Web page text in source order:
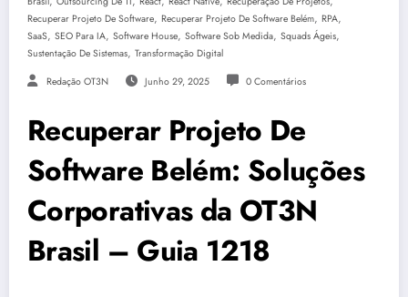
Recuperar Projeto De Software, Recuperar Projeto De Software Belém, RPA,
SaaS, SEO Para IA, Software House, Software Sob Medida, Squads Ágeis,
Sustentação De Sistemas, Transformação Digital
Redação OT3N Junho 29, 2025 0 Comentários
Recuperar Projeto De
Software Belém: Soluções
Corporativas da OT3N
Brasil – Guia 1218